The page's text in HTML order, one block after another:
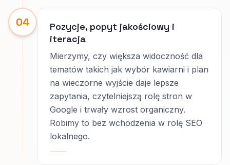
04
Pozycje, popyt jakościowy i
iteracja
Mierzymy, czy większa widoczność dla
tematów takich jak wybór kawiarni i plan
na wieczorne wyjście daje lepsze
zapytania, czytelniejszą rolę stron w
Google i trwały wzrost organiczny.
Robimy to bez wchodzenia w rolę SEO
lokalnego.